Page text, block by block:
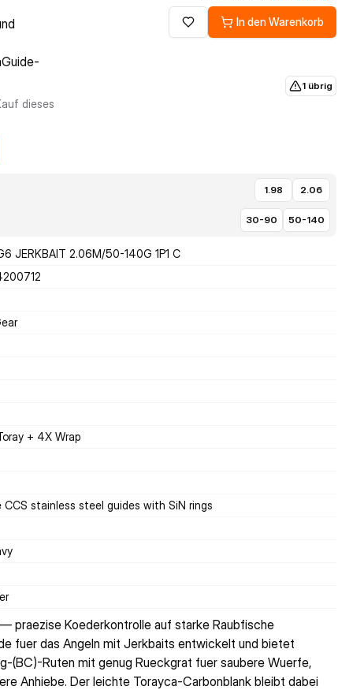
dieses
Zur Wunschliste hinzufügen
In den Warenkorb
1 übrig
1.98 2.06
30-90 50-140
JERKBAIT 2.06M/50-140G 1P1 C
+ 4X Wrap
CCS stainless steel guides with SiN rings
praezise Koederkontrolle auf starke Raubfische
fuer das Angeln mit Jerkbaits entwickelt und bietet
(BC)-Ruten mit genug Rueckgrat fuer saubere Wuerfe,
Anhiebe. Der leichte Torayca-Carbonblank bleibt dabei